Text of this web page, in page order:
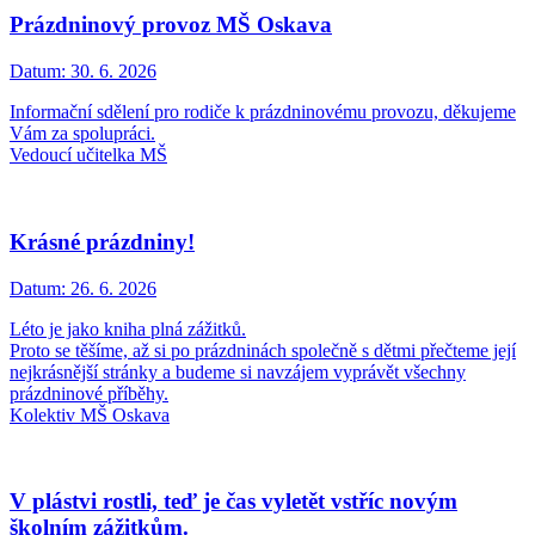
Prázdninový provoz MŠ Oskava
Datum: 30. 6. 2026
Informační sdělení pro rodiče k prázdninovému provozu, děkujeme
Vám za spolupráci.
Vedoucí učitelka MŠ
Krásné prázdniny!
Datum: 26. 6. 2026
Léto je jako kniha plná zážitků.
Proto se těšíme, až si po prázdninách společně s dětmi přečteme její
nejkrásnější stránky a budeme si navzájem vyprávět všechny
prázdninové příběhy.
Kolektiv MŠ Oskava
V plástvi rostli, teď je čas vyletět vstříc novým
školním zážitkům.